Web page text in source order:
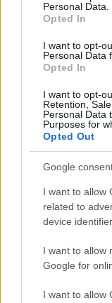
Personal Data.
Opted In
I want to opt-
Personal Data
Opted In
I want to opt-
Retention,
Personal Data
Purposes for
Opted Out
Google
I want to allow
related to
device
I want to allow
Google for
I want to allow
Premier!
Egy idilli
paradicsom.
Egy napon
Pánik alakul ki.
ragadtak, a
szükségletek és
vírus egyre csak
Rába Roland
között mutatja
Ionesco által
vannak az
különbség az
végül: képes-e
félelmet?